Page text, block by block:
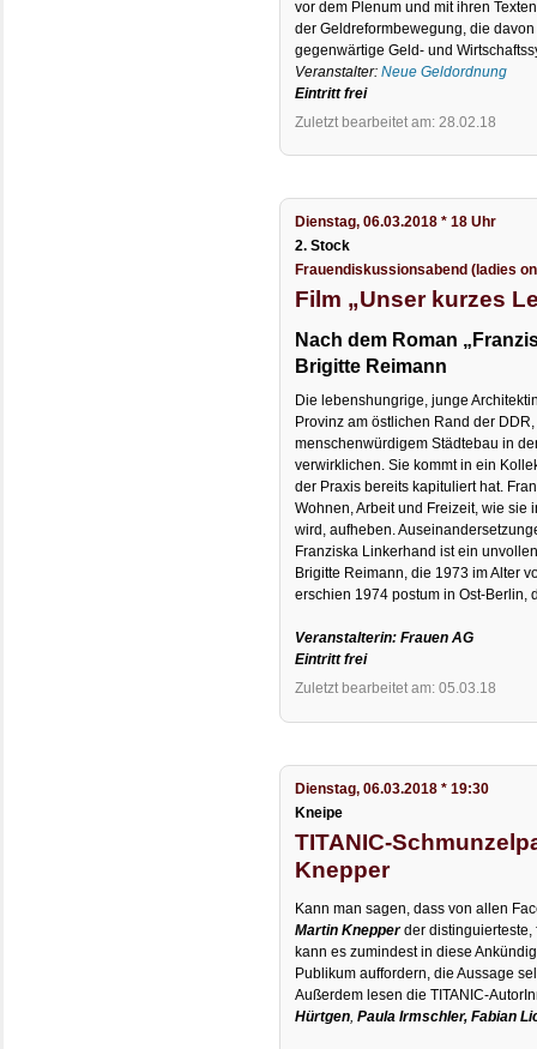
vor dem Plenum und mit ihren
der Geldreformbewegung, die
gegenwärtige Geld- und
Veranstalter:Neue Geldordnung
Eintritt frei
Zuletzt bearbeitet am: 28.02.18
Dienstag, 06.03.2018 * 18 Uhr
2. Stock
Frauendiskussionsabend (ladies
Film „Unser kurzes
Nach dem Roman
Brigitte Reimann
Die lebenshungrige, junge
Provinz am östlichen Rand der
menschenwürdigem Städtebau in
verwirklichen. Sie kommt in ein
der Praxis bereits kapituliert hat.
Wohnen, Arbeit und Freizeit, wie sie
wird, aufheben.
Franziska Linkerhand ist ein
Brigitte Reimann, die 1973 im Alter
erschien 1974 postum in Ost-Berlin,
Veranstalterin: Frauen AG
Eintritt frei
Zuletzt bearbeitet am: 05.03.18
Dienstag, 06.03.2018 * 19:30
Kneipe
TITANIC-
Knepper
Kann man sagen, dass von allen
Martin Knepperder
kann es zumindest in diese
Publikum auffordern, die Aussage
Außerdem lesen die TITANIC-
Hürtgen,Paula Irmschler, Fabian